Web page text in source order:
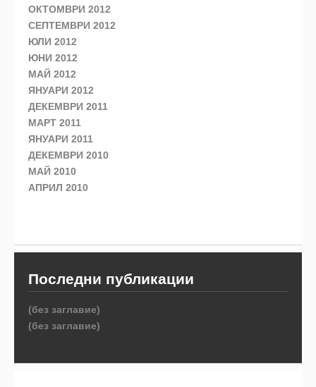
ОКТОМВРИ 2012
СЕПТЕМВРИ 2012
ЮЛИ 2012
ЮНИ 2012
МАЙ 2012
ЯНУАРИ 2012
ДЕКЕМВРИ 2011
МАРТ 2011
ЯНУАРИ 2011
ДЕКЕМВРИ 2010
МАЙ 2010
АПРИЛ 2010
Последни публикации
(без заглавие)
(без заглавие)